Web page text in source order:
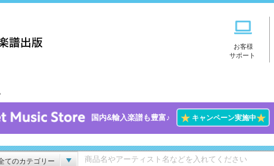
お客様
サポート
国内&輸入楽譜も豊富♪ ★キャンペーン実施中★
てのカテゴリー